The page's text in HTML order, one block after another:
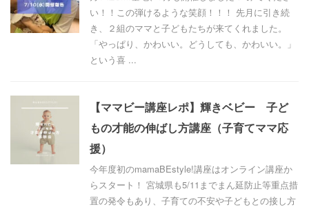
い！！この弾けるような笑顔！！！ 先月に引き続
き、２組のママと子どもたちが来てくれました。
「やっぱり、かわいい。どうしても、かわいい。」
という喜 ...
【ママビー講座レポ】輝きベビー 子ど
もの才能の伸ばし方講座（子育てママ応
援）
今年度初のmamaBEstyle!講座はオンライン講座か
らスタート！ 宮城県も5/11までまん延防止等重点措
置の発令もあり、子育ての不安や子どもとの接し方